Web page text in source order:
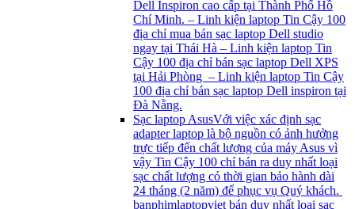
Dell Inspiron cao cấp tại Thành Phố Hồ
Chí Minh. – Linh kiện laptop Tin Cậy 100
địa chỉ mua bán sạc laptop Dell studio
ngay tại Thái Hà – Linh kiện laptop Tin
Cậy 100 địa chỉ bán sạc laptop Dell XPS
tại Hải Phòng – Linh kiện laptop Tin Cậy
100 địa chỉ bán sạc laptop Dell inspiron tại
Đà Nẵng.
Sạc laptop AsusVới việc xác định sạc
adapter laptop là bộ nguồn có ảnh hưởng
trực tiếp đến chất lượng của máy Asus vì
vậy Tin Cậy 100 chỉ bán ra duy nhất loại
sạc chất lượng có thời gian bảo hành dài
24 tháng (2 năm) để phục vụ Quý khách.
banphimlaptopviet bán duy nhất loại sạc